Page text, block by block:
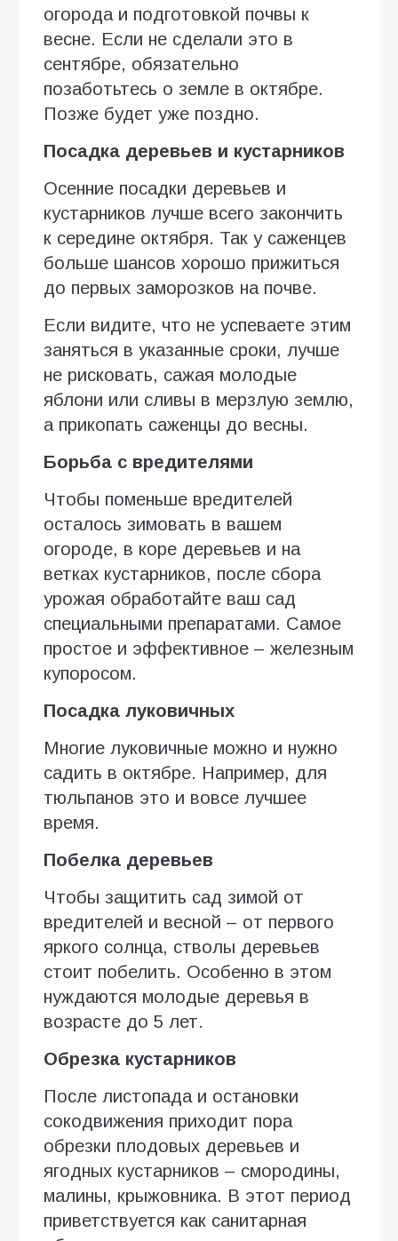
огорода и подготовкой почвы к
весне. Если не сделали это в
сентябре, обязательно
позаботьтесь о земле в октябре.
Позже будет уже поздно.
Посадка деревьев и кустарников
Осенние посадки деревьев и
кустарников лучше всего закончить
к середине октября. Так у саженцев
больше шансов хорошо прижиться
до первых заморозков на почве.
Если видите, что не успеваете этим
заняться в указанные сроки, лучше
не рисковать, сажая молодые
яблони или сливы в мерзлую землю,
а прикопать саженцы до весны.
Борьба с вредителями
Чтобы поменьше вредителей
осталось зимовать в вашем
огороде, в коре деревьев и на
ветках кустарников, после сбора
урожая обработайте ваш сад
специальными препаратами. Самое
простое и эффективное – железным
купоросом.
Посадка луковичных
Многие луковичные можно и нужно
садить в октябре. Например, для
тюльпанов это и вовсе лучшее
время.
Побелка деревьев
Чтобы защитить сад зимой от
вредителей и весной – от первого
яркого солнца, стволы деревьев
стоит побелить. Особенно в этом
нуждаются молодые деревья в
возрасте до 5 лет.
Обрезка кустарников
После листопада и остановки
сокодвижения приходит пора
обрезки плодовых деревьев и
ягодных кустарников – смородины,
малины, крыжовника. В этот период
приветствуется как санитарная